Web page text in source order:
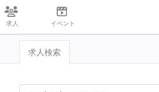
求人 イベント
求人検索